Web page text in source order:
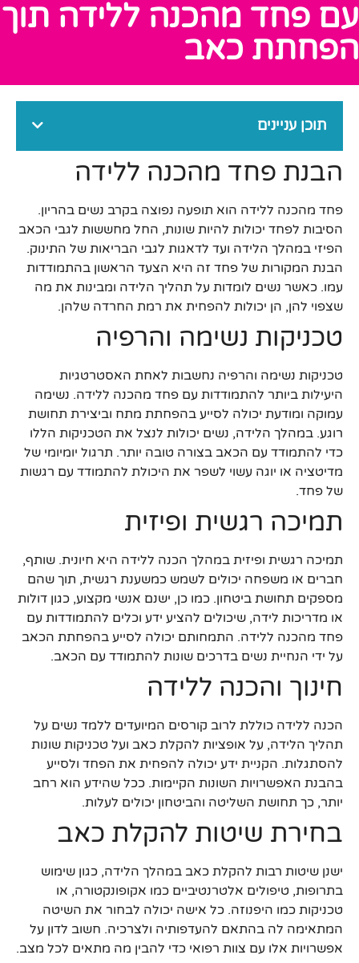
עם פחד מהכנה ללידה תוך
הפחתת כאב
תוכן עניינים
הבנת פחד מהכנה ללידה
פחד מהכנה ללידה הוא תופעה נפוצה בקרב נשים בהריון.
הסיבות לפחד יכולות להיות שונות, החל מחששות לגבי הכאב
הפיזי במהלך הלידה ועד לדאגות לגבי הבריאות של התינוק.
הבנת המקורות של פחד זה היא הצעד הראשון בהתמודדות
עמו. כאשר נשים לומדות על תהליך הלידה ומבינות את מה
שצפוי להן, הן יכולות להפחית את רמת החרדה שלהן.
טכניקות נשימה והרפיה
טכניקות נשימה והרפיה נחשבות לאחת האסטרטגיות
היעילות ביותר להתמודדות עם פחד מהכנה ללידה. נשימה
עמוקה ומודעת יכולה לסייע בהפחתת מתח וביצירת תחושת
רוגע. במהלך הלידה, נשים יכולות לנצל את הטכניקות הללו
כדי להתמודד עם הכאב בצורה טובה יותר. תרגול יומיומי של
מדיטציה או יוגה עשוי לשפר את היכולת להתמודד עם רגשות
של פחד.
תמיכה רגשית ופיזית
תמיכה רגשית ופיזית במהלך הכנה ללידה היא חיונית. שותף,
חברים או משפחה יכולים לשמש כמשענת רגשית, תוך שהם
מספקים תחושת ביטחון. כמו כן, ישנם אנשי מקצוע, כגון דולות
או מדריכות לידה, שיכולים להציע ידע וכלים להתמודדות עם
פחד מהכנה ללידה. התמחותם יכולה לסייע בהפחתת הכאב
על ידי הנחיית נשים בדרכים שונות להתמודד עם הכאב.
חינוך והכנה ללידה
הכנה ללידה כוללת לרוב קורסים המיועדים ללמד נשים על
תהליך הלידה, על אופציות להקלת כאב ועל טכניקות שונות
להסתגלות. הקניית ידע יכולה להפחית את הפחד ולסייע
בהבנת האפשרויות השונות הקיימות. ככל שהידע הוא רחב
יותר, כך תחושת השליטה והביטחון יכולים לעלות.
בחירת שיטות להקלת כאב
ישנן שיטות רבות להקלת כאב במהלך הלידה, כגון שימוש
בתרופות, טיפולים אלטרנטיביים כמו אקופונקטורה, או
טכניקות כמו היפנוזה. כל אישה יכולה לבחור את השיטה
המתאימה לה בהתאם להעדפותיה ולצרכיה. חשוב לדון על
אפשרויות אלו עם צוות רפואי כדי להבין מה מתאים לכל מצב.